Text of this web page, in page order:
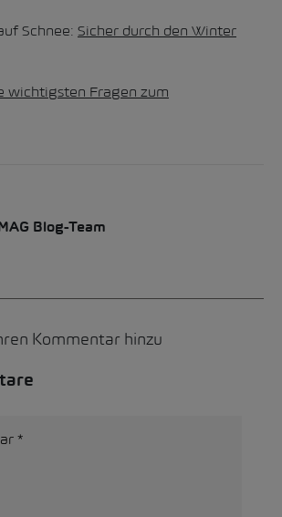
Schnee: Sicher durch den Winter
wichtigsten Fragen zum
Blog-Team
Kommentar hinzu